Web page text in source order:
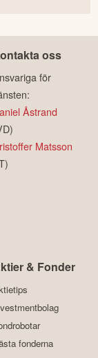
oss
för
Åstrand
Matsson
& Fonder
fonderna